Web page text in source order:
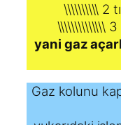
\\\\\\\\\\ 2
\\\\\\\\\\\\\\ 3
yani gaz
Gaz kolunu